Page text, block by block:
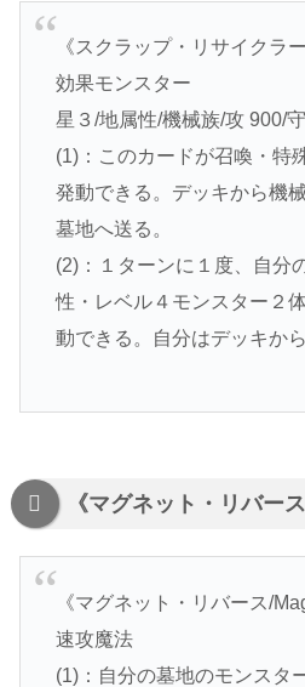
《スクラップ・リサイクラ
効果モンスター
星３/地属性/機械族/攻 900/
(1)：このカードが召喚・特
発動できる。デッキから機
墓地へ送る。
(2)：１ターンに１度、自分
性・レベル４モンスター２
動できる。自分はデッキか
《マグネット・リバース
《マグネット・リバース/
速攻魔法
(1)：自分の墓地のモンスタ